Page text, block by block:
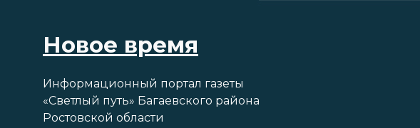
содержаниюНовое время
Информационный портал газеты
«Светлый путь» Багаевского района
Ростовской области